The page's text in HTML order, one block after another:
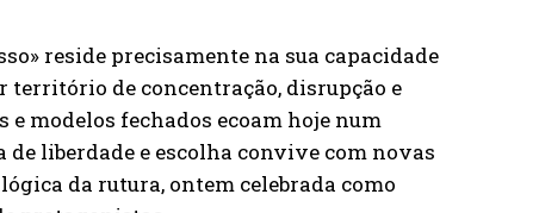
reside precisamente na sua capacidade
território de concentração, disrupção e
modelos fechados ecoam hoje num
liberdade e escolha convive com novas
da rutura, ontem celebrada como